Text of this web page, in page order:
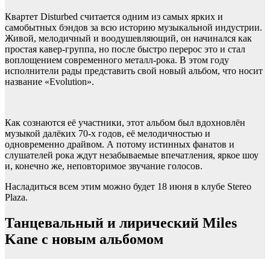
Квартет Disturbed считается одним из самых ярких и
самобытных бэндов за всю историю музыкальной индустрии.
Живой, мелодичный и воодушевляющий, он начинался как
простая кавер-группа, но после быстро перерос это и стал
воплощением современного металл-рока. В этом году
исполнители рады представить свой новый альбом, что носит
название «Evolution».
Как сознаются её участники, этот альбом был вдохновлён
музыкой далёких 70-х годов, её мелодичностью и
одновременно драйвом. А потому истинных фанатов и
слушателей рока ждут незабываемые впечатления, яркое шоу
и, конечно же, неповторимое звучание голосов.
Насладиться всем этим можно будет 18 июня в клубе Stereo
Plaza.
Танцевальный и лирический Miles
Kane с новым альбомом